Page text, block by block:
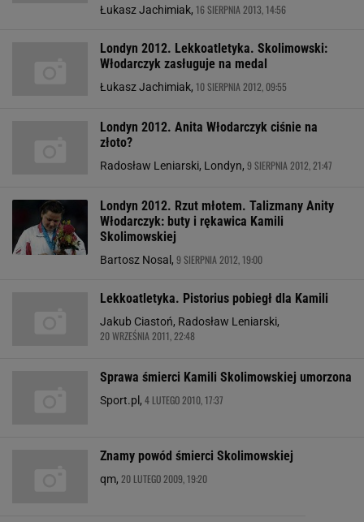
Łukasz Jachimiak, 16 SIERPNIA 2013, 14:56
Londyn 2012. Lekkoatletyka. Skolimowski:
Włodarczyk zasługuje na medal
Łukasz Jachimiak, 10 SIERPNIA 2012, 09:55
Londyn 2012. Anita Włodarczyk ciśnie na
złoto?
Radosław Leniarski, Londyn, 9 SIERPNIA 2012, 21:47
Londyn 2012. Rzut młotem. Talizmany Anity
Włodarczyk: buty i rękawica Kamili
Skolimowskiej
Bartosz Nosal, 9 SIERPNIA 2012, 19:00
Lekkoatletyka. Pistorius pobiegł dla Kamili
Jakub Ciastoń, Radosław Leniarski,
20 WRZEŚNIA 2011, 22:48
Sprawa śmierci Kamili Skolimowskiej umorzona
Sport.pl, 4 LUTEGO 2010, 17:37
Znamy powód śmierci Skolimowskiej
qm, 20 LUTEGO 2009, 19:20